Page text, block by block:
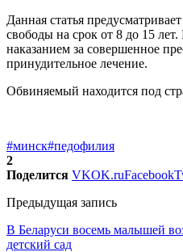
Данная статья
свободы на срок от 8 до 15
наказанием за совершенное
принудительное лечение.
Обвиняемый находится под
#минск#педофилия
2
Поделится VKOK.ruFacebook
Предыдущая запись
В Беларуси восемь малышей
детский сад